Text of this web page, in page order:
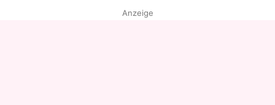
Anzeige